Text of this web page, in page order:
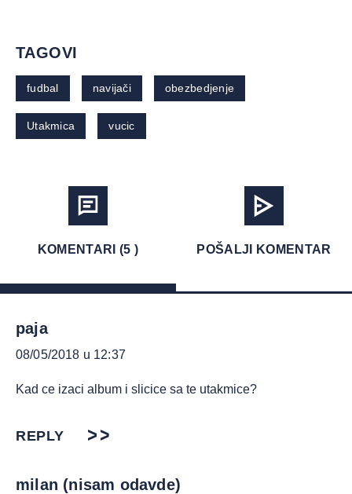
TAGOVI
fudbal navijači obezbedjenje
Utakmica vucic
KOMENTARI (5 ) POŠALJI KOMENTAR
paja
08/05/2018 u 12:37
Kad ce izaci album i slicice sa te utakmice?
REPLY
milan (nisam odavde)